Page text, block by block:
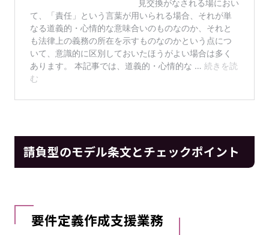
請負型のモデル条文とチェックポイント
要件定義作成支援業務